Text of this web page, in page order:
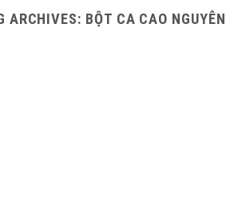
ARCHIVES: BỘT CA CAO